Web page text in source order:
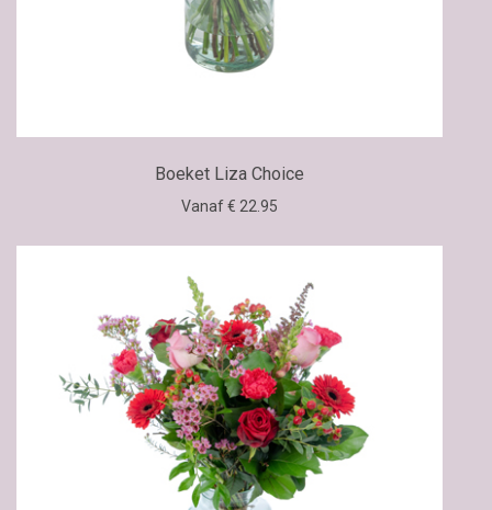
Boeket Liza Choice
Vanaf € 22.95